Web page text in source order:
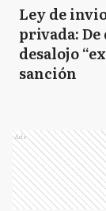
Ley de
privada:
desalojo
sanción
Ads